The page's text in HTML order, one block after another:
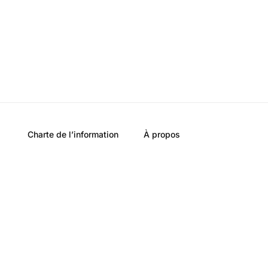
Charte de l’information À propos